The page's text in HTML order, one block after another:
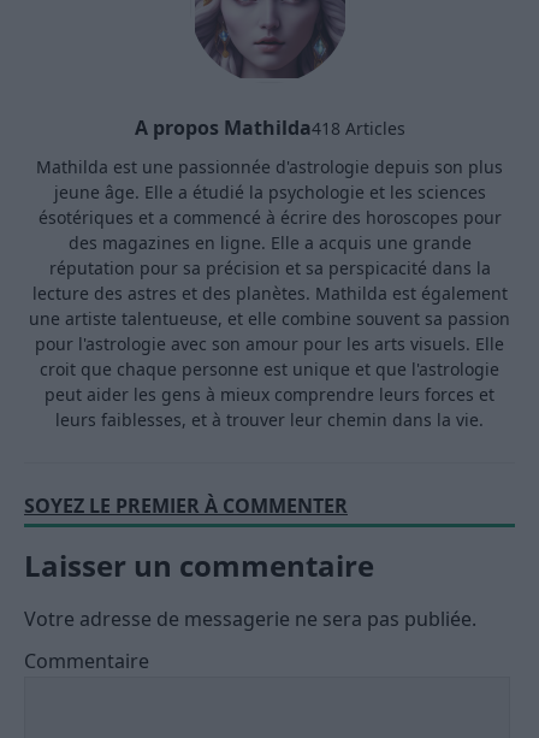
A propos Mathilda418 Articles
Mathilda est une passionnée d'astrologie depuis son plus
jeune âge. Elle a étudié la psychologie et les sciences
ésotériques et a commencé à écrire des horoscopes pour
des magazines en ligne. Elle a acquis une grande
réputation pour sa précision et sa perspicacité dans la
lecture des astres et des planètes. Mathilda est également
une artiste talentueuse, et elle combine souvent sa passion
pour l'astrologie avec son amour pour les arts visuels. Elle
croit que chaque personne est unique et que l'astrologie
peut aider les gens à mieux comprendre leurs forces et
leurs faiblesses, et à trouver leur chemin dans la vie.
SOYEZ LE PREMIER À COMMENTER
Laisser un commentaire
Votre adresse de messagerie ne sera pas publiée.
Commentaire